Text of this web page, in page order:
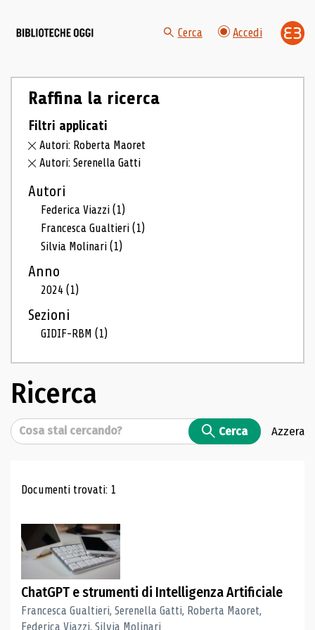
Cerca Accedi
Raffina la ricerca
Filtri applicati
Autori: Roberta Maoret
Autori: Serenella Gatti
Autori
Federica Viazzi(1)
Francesca Gualtieri(1)
Silvia Molinari(1)
Anno
2024(1)
Sezioni
GIDIF-RBM(1)
Ricerca
Cerca Cerca Azzera
Risultati di ricerca
Documenti trovati: 1
ChatGPT e strumenti di Intelligenza Artificiale
Francesca Gualtieri, Serenella Gatti, Roberta Maoret,
Federica Viazzi, Silvia Molinari